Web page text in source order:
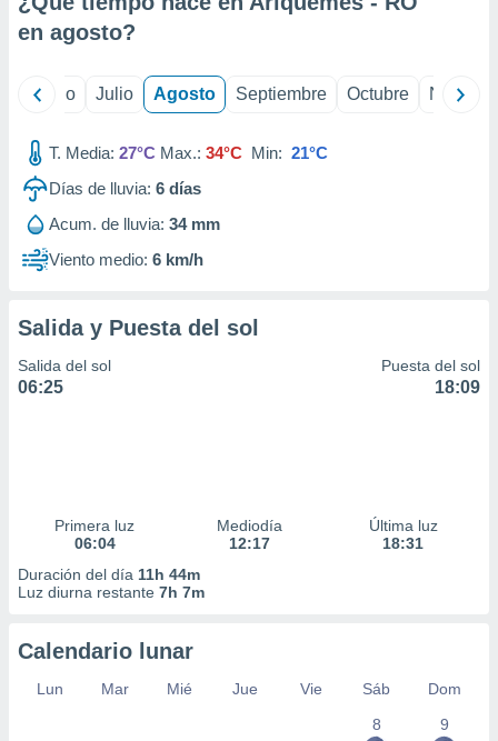
e
publicidad
publicidad
de
en agosto?
Junio Julio Agosto Septiembre Octubre
T. Media: 27°C Max.: 34°C Min: 21°C
Días de lluvia: 6 días
Acum. de lluvia: 34 mm
Viento medio: 6 km/h
Salida y Puesta del sol
Salida del sol
06:25
Puesta del sol
18:09
Primera luz
06:04
Mediodía
12:17
Última luz
18:31
Duración del día 11h 44m
Luz diurna restante 7h 7m
Calendario lunar
Lun Mar Mié Jue Vie Sáb
Dom
8
9